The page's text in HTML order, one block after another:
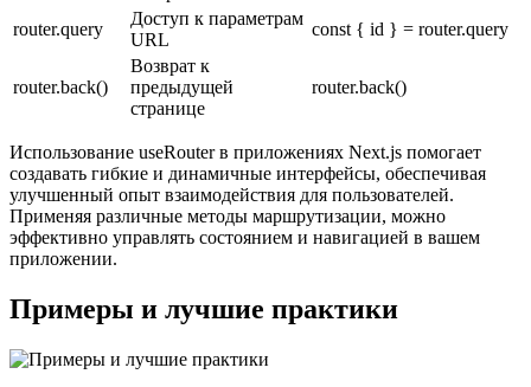
router.query
Доступ к параметрам
URL
const { id } = router.query
router.back()
Возврат к
предыдущей
странице
router.back()
Использование useRouter в приложениях Next.js помогает
создавать гибкие и динамичные интерфейсы, обеспечивая
улучшенный опыт взаимодействия для пользователей.
Применяя различные методы маршрутизации, можно
эффективно управлять состоянием и навигацией в вашем
приложении.
Примеры и лучшие практики